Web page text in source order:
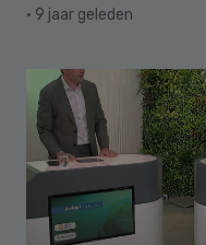
· 9 jaar geleden